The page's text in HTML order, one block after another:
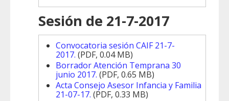
Sesión de 21-7-2017
Convocatoria sesión CAIF 21-7-
2017. (PDF, 0.04 MB)
Borrador Atención Temprana 30
junio 2017. (PDF, 0.65 MB)
Acta Consejo Asesor Infancia y Familia
21-07-17. (PDF, 0.33 MB)